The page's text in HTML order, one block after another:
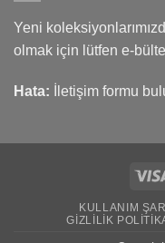
Yeni
olmak için lütfen e-
Hata: İletişim formu
KULLANIM
GIZLILIK